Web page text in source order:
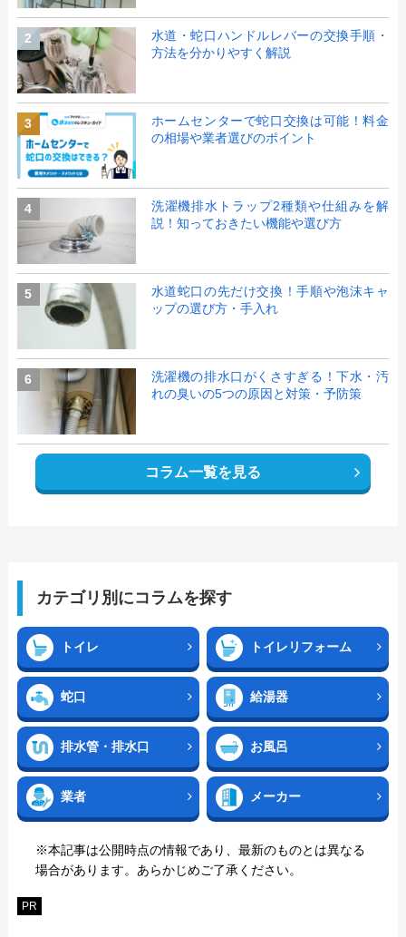
2
水道・蛇口ハンドルレバーの交換手順・
方法を分かりやすく解説
3
ホームセンターで蛇口交換は可能！料金
の相場や業者選びのポイント
4
洗濯機排水トラップ2種類や仕組みを解
説！知っておきたい機能や選び方
5
水道蛇口の先だけ交換！手順や泡沫キャ
ップの選び方・手入れ
6
洗濯機の排水口がくさすぎる！下水・汚
れの臭いの5つの原因と対策・予防策
コラム一覧を見る
カテゴリ別にコラムを探す
トイレ トイレリフォーム
蛇口 給湯器
排水管・排水口 お風呂
業者 メーカー
※本記事は公開時点の情報であり、最新のものとは異なる
場合があります。あらかじめご了承ください。
PR